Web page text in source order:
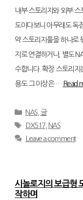
내부 스토리지와 외부
도이다보니 아무래도 독
약 스토리지풀을 하나로
지로 연결하거나, 별도
수합니다. 확장 스토리지
용도 그 이상은 … Read
Categories
NAS, 글
Tags
DX517, NAS
Leave a comment
시놀로지의 보급형
작하며